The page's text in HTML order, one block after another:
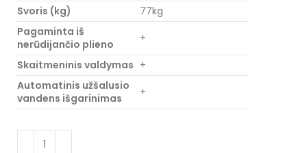
Svoris (kg)
77kg
Pagaminta iš
nerūdijančio plieno
+
Skaitmeninis valdymas +
Automatinis užšalusio
vandens išgarinimas
+